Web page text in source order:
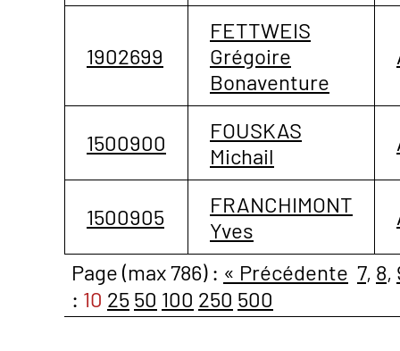
1902699
FETTWEIS
Grégoire
Bonaventure
1500900
FOUSKAS
Michail
1500905
FRANCHIMONT
Yves
Page (max 786) : « Précédente 7, 8,
: 10 25 50 100 250 500